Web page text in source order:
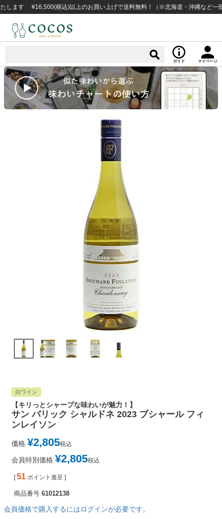
¥16,500(税込)以上のお買い上げで送料無料！（※北海道・沖縄など一部例外
ガイド マイページ
白ワイン
【キリっとシャープな味わいが魅力！】
サン バリック シャルドネ 2023 ブシャール フィ
ンレイソン
価格 ¥2,805税込
会員特別価格 ¥2,805税込
[ 51 ポイント進呈 ]
商品番号 61012138
会員価格で購入するにはログインが必要です。